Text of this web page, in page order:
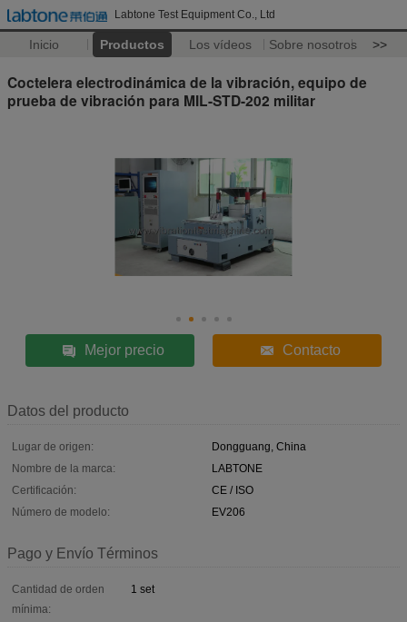
Labtone Test Equipment Co., Ltd
Inicio Productos Los vídeos Sobre nosotros >>
Coctelera electrodinámica de la vibración, equipo de
prueba de vibración para MIL-STD-202 militar
Mejor precio Contacto
Datos del producto
Lugar de origen:
Dongguang, China
Nombre de la marca:
LABTONE
Certificación:
CE / ISO
Número de modelo:
EV206
Pago y Envío Términos
Cantidad de orden
mínima:
1 set